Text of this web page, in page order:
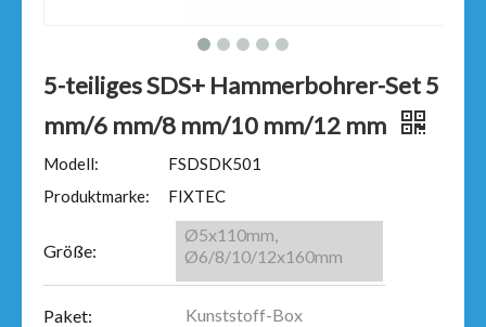
5-teiliges SDS+ Hammerbohrer-Set 5
mm/6 mm/8 mm/10 mm/12 mm
Modell:
FSDSDK501
Produktmarke:
FIXTEC
Größe:
Ø5x110mm,
Ø6/8/10/12x160mm
Paket: Kunststoff-Box